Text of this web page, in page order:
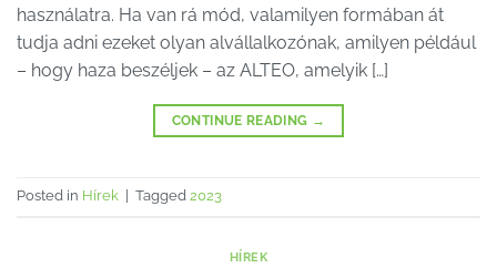
használatra. Ha van rá mód, valamilyen formában át
tudja adni ezeket olyan alvállalkozónak, amilyen például
– hogy haza beszéljek – az ALTEO, amelyik […]
CONTINUE READING →
Posted in Hírek Tagged 2023
HÍREK